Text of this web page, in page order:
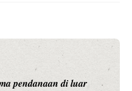
pendanaan di luar